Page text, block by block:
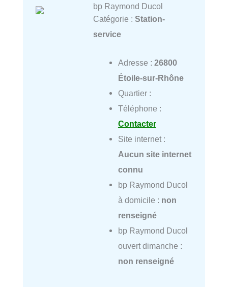
bp Raymond Ducol
Catégorie : Station-
service
Adresse : 26800
Étoile-sur-Rhône
Quartier :
Téléphone :
Contacter
Site internet :
Aucun site internet
connu
bp Raymond Ducol
à domicile : non
renseigné
bp Raymond Ducol
ouvert dimanche :
non renseigné